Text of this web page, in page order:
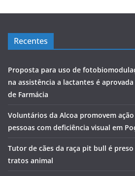
Recentes
Proposta para uso de
na assistência a lactantes é
de Farmácia
Voluntários da Alcoa promovem
pessoas com deficiência visual em
Tutor de cães da raça pit bull é
tratos animal